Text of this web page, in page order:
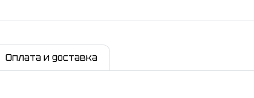
Оплата и доставка